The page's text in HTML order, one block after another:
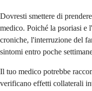
Dovresti smettere di
medico. Poiché la psoriasi e
croniche, l'interruzione del
sintomi entro poche
Il tuo medico potrebbe
verificano effetti collaterali